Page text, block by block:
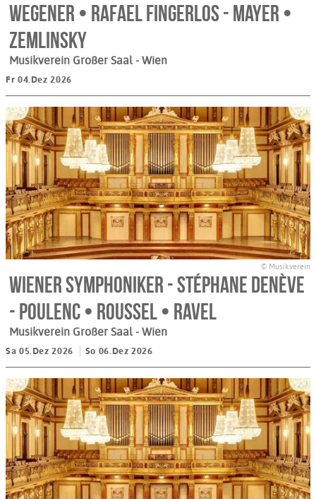
Wegener • Rafael Fingerlos - Mayer •
Zemlinsky
Musikverein Großer Saal - Wien
Fr 04.Dez 2026
© Musikverein
Wiener Symphoniker - Stéphane Denève
- Poulenc • Roussel • Ravel
Musikverein Großer Saal - Wien
Sa 05.Dez 2026 So 06.Dez 2026